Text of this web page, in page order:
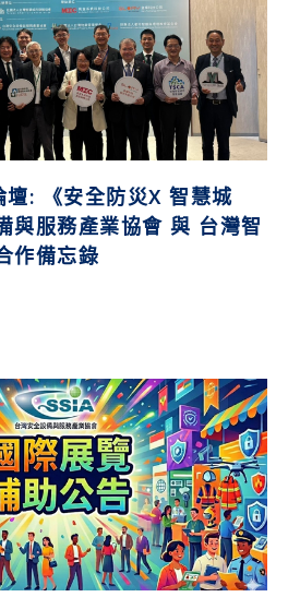
: 《安全防災X 智慧城
與服務產業協會 與 台灣智
作備忘錄